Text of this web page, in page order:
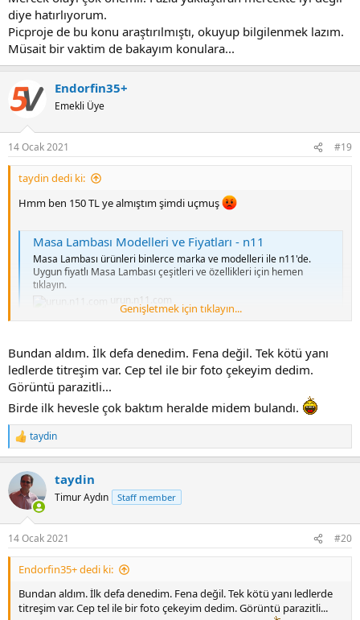
diye hatırlıyorum.
Picproje de bu konu araştırılmıştı, okuyup bilgilenmek lazım.
Müsait bir vaktim de bakayım konulara...
Endorfin35+
Emekli Üye
14 Ocak 2021 #19
taydin dedi ki:
Hmm ben 150 TL ye almıştım şimdi uçmuş
Masa Lambası Modelleri ve Fiyatları - n11
Masa Lambası ürünleri binlerce marka ve modelleri ile n11'de.
Uygun fiyatlı Masa Lambası çeşitleri ve özellikleri için hemen
tıklayın.
urun.n11.com
Genişletmek için tıklayın...
Bundan aldım. İlk defa denedim. Fena değil. Tek kötü yanı
ledlerde titreşim var. Cep tel ile bir foto çekeyim dedim.
Görüntü parazitli...
Birde ilk hevesle çok baktım heralde midem bulandı.
R
e
c
t
i
s
:
taydin
taydin
Timur Aydın Staff member
14 Ocak 2021 #20
Endorfin35+ dedi ki:
Bundan aldım. İlk defa denedim. Fena değil. Tek kötü yanı ledlerde
titreşim var. Cep tel ile bir foto çekeyim dedim. Görüntü parazitli...